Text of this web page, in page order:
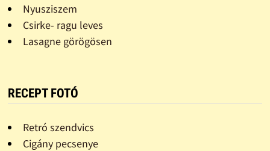
Nyusziszem
Csirke- ragu leves
Lasagne görögösen
RECEPT FOTÓ
Retró szendvics
Cigány pecsenye